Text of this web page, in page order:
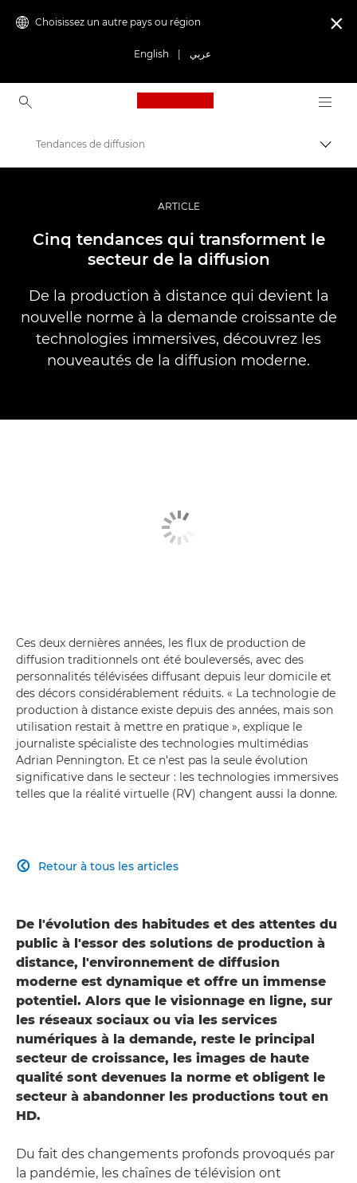
Choisissez un autre pays ou région
English عربي

Canon Logo, back to
Vidéo et photographie professionnelles
Histoires
Tendances de diffusion
ARTICLE
Cinq tendances qui transforment le
secteur de la diffusion
De la production à distance qui devient la
nouvelle norme à la demande croissante de
technologies immersives, découvrez les
nouveautés de la diffusion moderne.
Ces deux dernières années, les flux de production de
diffusion traditionnels ont été bouleversés, avec des
personnalités télévisées diffusant depuis leur domicile et
des décors considérablement réduits. « La technologie de
production à distance existe depuis des années, mais son
utilisation restait à mettre en pratique », explique le
journaliste spécialiste des technologies multimédias
Adrian Pennington. Et ce n'est pas la seule évolution
significative dans le secteur : les technologies immersives
telles que la réalité virtuelle (RV) changent aussi la donne.
Retour à tous les articles

De l'évolution des habitudes et des attentes du
public à l'essor des solutions de production à
distance, l'environnement de diffusion
moderne est dynamique et offre un immense
potentiel. Alors que le visionnage en ligne, sur
les réseaux sociaux ou via les services
numériques à la demande, reste le principal
secteur de croissance, les images de haute
qualité sont devenues la norme et obligent le
secteur à abandonner les productions tout en
HD.
Du fait des changements profonds provoqués par
la pandémie, les chaînes de télévision ont